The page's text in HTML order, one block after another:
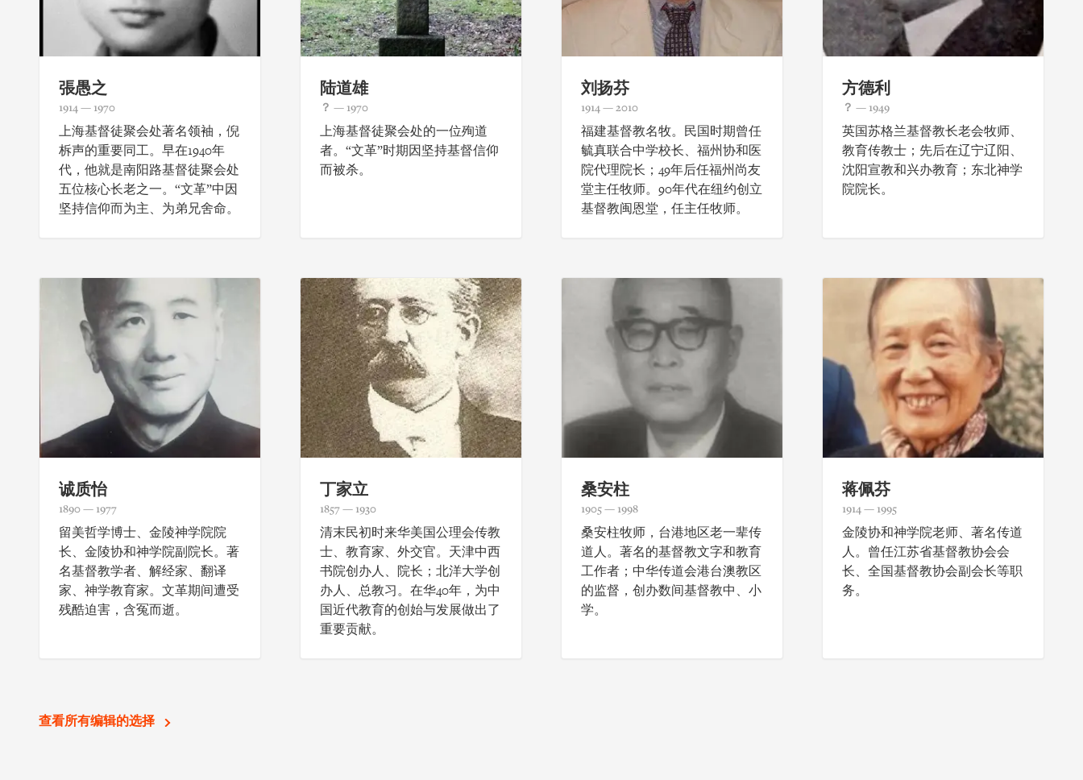
張愚之
1914 — 1970
上海基督徒聚会处著名领袖，倪
柝声的重要同工。早在1940年
代，他就是南阳路基督徒聚会处
五位核心长老之一。“文革”中因
坚持信仰而为主、为弟兄舍命。
陆道雄
？ — 1970
上海基督徒聚会处的一位殉道
者。“文革”时期因坚持基督信仰
而被杀。
刘扬芬
1914 — 2010
福建基督教名牧。民国时期曾任
毓真联合中学校长、福州协和医
院代理院长；49年后任福州尚友
堂主任牧师。90年代在纽约创立
基督教闽恩堂，任主任牧师。
方德利
？ — 1949
英国苏格兰基督教长老会牧师、
教育传教士；先后在辽宁辽阳、
沈阳宣教和兴办教育；东北神学
院院长。
诚质怡
1890 — 1977
留美哲学博士、金陵神学院院
长、金陵协和神学院副院长。著
名基督教学者、解经家、翻译
家、神学教育家。文革期间遭受
残酷迫害，含冤而逝。
丁家立
1857 — 1930
清末民初时来华美国公理会传教
士、教育家、外交官。天津中西
书院创办人、院长；北洋大学创
办人、总教习。在华40年，为中
国近代教育的创始与发展做出了
重要贡献。
桑安柱
1905 — 1998
桑安柱牧师，台港地区老一辈传
道人。著名的基督教文字和教育
工作者；中华传道会港台澳教区
的监督，创办数间基督教中、小
学。
蒋佩芬
1914 — 1995
金陵协和神学院老师、著名传道
人。曾任江苏省基督教协会会
长、全国基督教协会副会长等职
务。
查看所有编辑的选择